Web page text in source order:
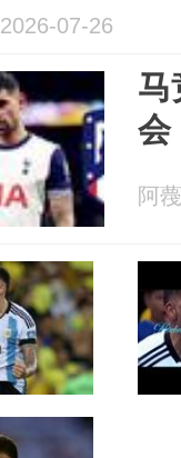
07-26
马
会
阿